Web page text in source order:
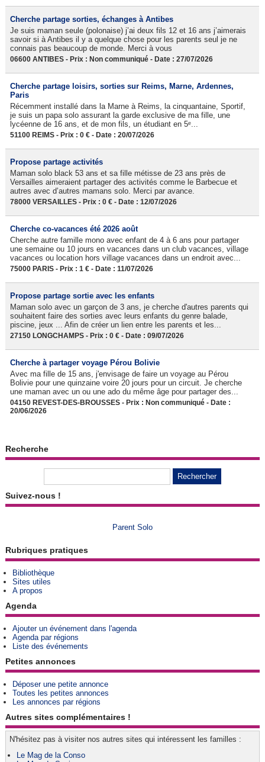
Cherche partage sorties, échanges à Antibes
Je suis maman seule (polonaise) j’ai deux fils 12 et 16 ans j’aimerais
savoir si à Antibes il y a quelque chose pour les parents seul je ne
connais pas beaucoup de monde. Merci à vous
06600 ANTIBES - Prix : Non communiqué - Date : 27/07/2026
Cherche partage loisirs, sorties sur Reims, Marne, Ardennes,
Paris
Récemment installé dans la Marne à Reims, la cinquantaine, Sportif,
je suis un papa solo assurant la garde exclusive de ma fille, une
lycéenne de 16 ans, et de mon fils, un étudiant en 5ᵉ...
51100 REIMS - Prix : 0 € - Date : 20/07/2026
Propose partage activités
Maman solo black 53 ans et sa fille métisse de 23 ans près de
Versailles aimeraient partager des activités comme le Barbecue et
autres avec d’autres mamans solo. Merci par avance.
78000 VERSAILLES - Prix : 0 € - Date : 12/07/2026
Cherche co-vacances été 2026 août
Cherche autre famille mono avec enfant de 4 à 6 ans pour partager
une semaine ou 10 jours en vacances dans un club vacances, village
vacances ou location hors village vacances dans un endroit avec...
75000 PARIS - Prix : 1 € - Date : 11/07/2026
Propose partage sortie avec les enfants
Maman solo avec un garçon de 3 ans, je cherche d'autres parents qui
souhaitent faire des sorties avec leurs enfants du genre balade,
piscine, jeux ... Afin de créer un lien entre les parents et les...
27150 LONGCHAMPS - Prix : 0 € - Date : 09/07/2026
Cherche à partager voyage Pérou Bolivie
Avec ma fille de 15 ans, j'envisage de faire un voyage au Pérou
Bolivie pour une quinzaine voire 20 jours pour un circuit. Je cherche
une maman avec un ou une ado du même âge pour partager des...
04150 REVEST-DES-BROUSSES - Prix : Non communiqué - Date :
20/06/2026
Recherche
Suivez-nous !
Parent Solo
Rubriques pratiques
Bibliothèque
Sites utiles
A propos
Agenda
Ajouter un événement dans l'agenda
Agenda par régions
Liste des événements
Petites annonces
Déposer une petite annonce
Toutes les petites annonces
Les annonces par régions
Autres sites complémentaires !
N'hésitez pas à visiter nos autres sites qui intéressent les familles :
Le Mag de la Conso